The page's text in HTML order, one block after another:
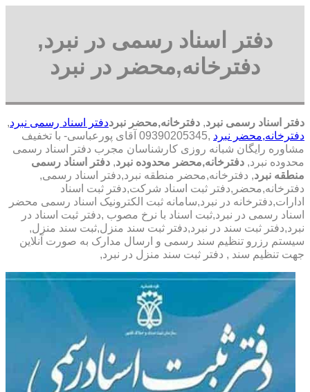
دفتر اسناد رسمی در نبرد,
دفترخانه,محضر در نبرد
دفتر اسناد رسمی نبرد, دفترخانه,محضر نبرددفتر اسناد رسمی نبرد,
دفترخانه,محضر نبرد
,09390205345 آقای پورعباسی- با تخفیف
مشاوره رايگان شبانه روزی کارشناسان مجرب دفتر اسناد رسمی
محدوده نبرد, دفترخانه,محضر محدوده نبرد, دفتر اسناد رسمی
منطقه نبرد, دفترخانه,محضر منطقه نبرد,دفتر اسناد رسمی,
دفترخانه,محضر,دفتر ثبت اسناد شرکت,دفتر ثبت اسناد
ادارات,دفترخانه در نبرد,سامانه ثبت الکترونیک اسناد رسمی محضر
اسناد رسمی در نبرد,ثبت اسناد با نرخ مصوب ,دفتر ثبت اسناد در
نبرد,دفتر ثبت سند در نبرد,دفتر ثبت سند منزل,ثبت سند منزل,
سیستم رزرو تنظیم سند رسمی و ارسال مدارک به صورت آنلاین
جهت تنظیم سند , دفتر ثبت سند منزل در نبرد,